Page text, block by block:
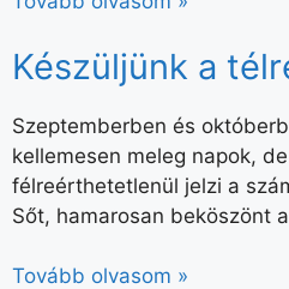
Készüljünk a
Szeptemberben és
kellemesen meleg napok,
félreérthetetlenül jelzi a
Sőt, hamarosan beköszönt
Tovább olvasom »